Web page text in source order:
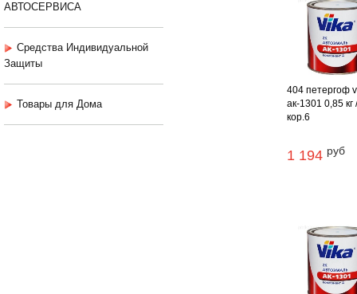
АВТОСЕРВИСА
Средства Индивидуальной
Защиты
Товары для Дома
404 петергоф
ак-1301 0,85 кг
кор.6
1 194 руб